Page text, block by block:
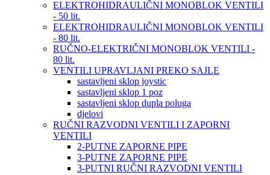
ELEKTROHIDRAULIČNI MONOBLOK VENTILI
- 50 lit.
ELEKTROHIDRAULIČNI MONOBLOK VENTILI
- 80 lit.
RUČNO-ELEKTRIČNI MONOBLOK VENTILI -
80 lit.
VENTILI UPRAVLJANI PREKO SAJLE
sastavljeni sklop joystic
sastavljeni sklop 1 poz
sastavljeni sklop dupla poluga
djelovi
RUČNI RAZVODNI VENTILI I ZAPORNI
VENTILI
2-PUTNE ZAPORNE PIPE
3-PUTNE ZAPORNE PIPE
3-PUTNI RUČNI RAZVODNI VENTILI